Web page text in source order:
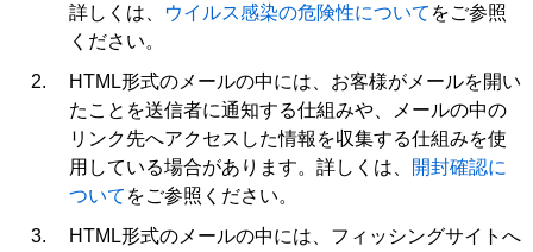
詳しくは、
ウイルス感染の危険性について をご参照
ください。
HTML形式のメールの中には、お客様がメールを開い
たことを送信者に通知する仕組みや、メールの中の
リンク先へアクセスした情報を収集する仕組みを使
用している場合があります。詳しくは、
開封確認に
ついて をご参照ください。
HTML形式のメールの中には、フィッシングサイトへ